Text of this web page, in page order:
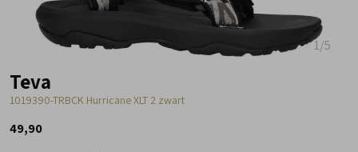
1/5
Teva
1019390-TRBCK Hurricane XLT 2 zwart
49,90